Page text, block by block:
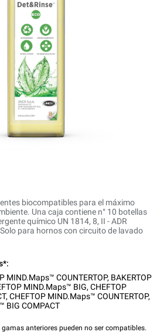
biocompatibles para el máximo
Una caja contiene n° 10 botellas
químico UN 1814, 8, II - ADR
para hornos con circuito de lavado
MIND.Maps™ COUNTERTOP, BAKERTOP
MIND.Maps™ BIG, CHEFTOP
, CHEFTOP MIND.Maps™ COUNTERTOP,
BIG COMPACT
anteriores pueden no ser compatibles.